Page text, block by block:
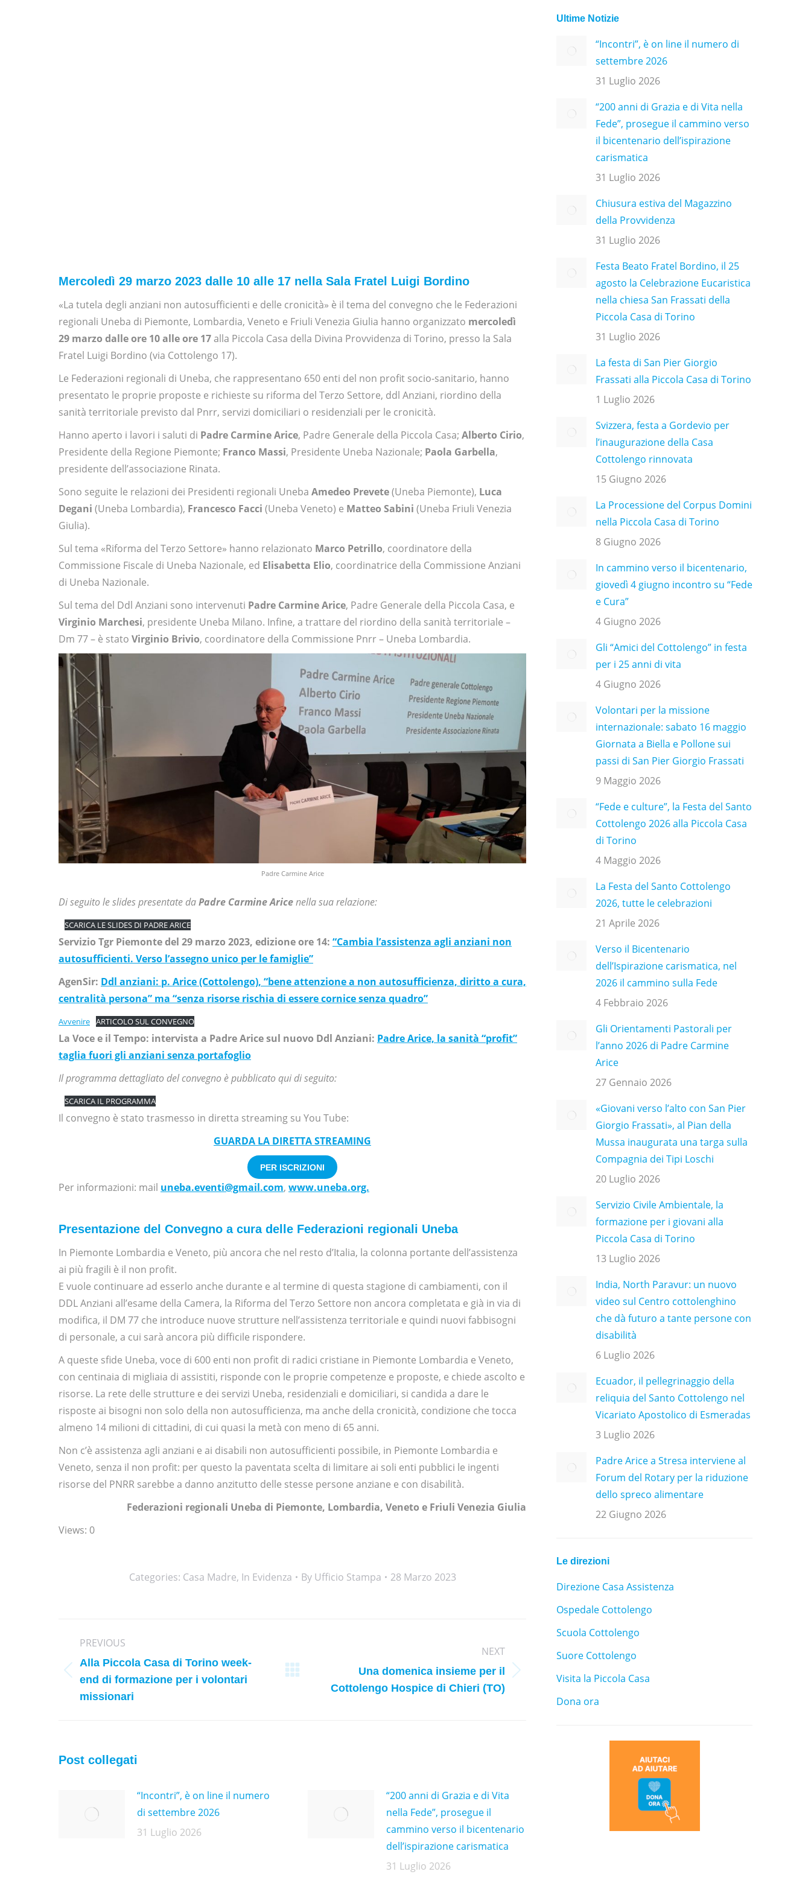
Mercoledì 29 marzo 2023 dalle 10 alle 17 nella Sala Fratel Luigi Bordino
«La tutela degli anziani non autosufficienti e delle cronicità» è il tema del convegno che le Federazioni
regionali Uneba di Piemonte, Lombardia, Veneto e Friuli Venezia Giulia hanno organizzato mercoledì
29 marzo dalle ore 10 alle ore 17alla Piccola Casa della Divina Provvidenza di Torino, presso la Sala
Fratel Luigi Bordino (via Cottolengo 17).
Le Federazioni regionali di Uneba, che rappresentano 650 enti del non profit socio-sanitario, hanno
presentato le proprie proposte e richieste su riforma del Terzo Settore, ddl Anziani, riordino della
sanità territoriale previsto dal Pnrr, servizi domiciliari o residenziali per le cronicità.
Hanno aperto i lavori i saluti di Padre Carmine Arice, Padre Generale della Piccola Casa; Alberto Cirio,
Presidente della Regione Piemonte; Franco Massi, Presidente Uneba Nazionale; Paola Garbella,
presidente dell’associazione Rinata.
Sono seguite le relazioni dei Presidenti regionali Uneba Amedeo Prevete(Uneba Piemonte), Luca
Degani (Uneba Lombardia), Francesco Facci (Uneba Veneto) e Matteo Sabini (Uneba Friuli Venezia
Giulia).
Sul tema «Riforma del Terzo Settore» hanno relazionato Marco Petrillo, coordinatore della
Commissione Fiscale di Uneba Nazionale, ed Elisabetta Elio, coordinatrice della Commissione Anziani
di Uneba Nazionale.
Sul tema del Ddl Anziani sono intervenuti Padre Carmine Arice, Padre Generale della Piccola Casa, e
Virginio Marchesi, presidente Uneba Milano. Infine, a trattare del riordino della sanità territoriale –
Dm 77 – è stato Virginio Brivio, coordinatore della Commissione Pnrr – Uneba Lombardia.
Padre Carmine Arice
Di seguito le slides presentate daPadre Carmine Aricenella sua relazione:
SCARICA LE SLIDES DI PADRE ARICE
Servizio Tgr Piemonte del 29 marzo 2023, edizione ore 14: “Cambia l’assistenza agli anziani non
autosufficienti. Verso l’assegno unico per le famiglie”
AgenSir: Ddl anziani: p. Arice (Cottolengo), “bene attenzione a non autosufficienza, diritto a cura,
centralità persona” ma “senza risorse rischia di essere cornice senza quadro”
Avvenire ARTICOLO SUL CONVEGNO
La Voce e il Tempo: intervista a Padre Arice sul nuovo Ddl Anziani: Padre Arice, la sanità “profit”
taglia fuori gli anziani senza portafoglio
Il programma dettagliato del convegno è pubblicato qui di seguito:
SCARICA IL PROGRAMMA
Il convegno è stato trasmesso in diretta streaming su You Tube:
GUARDA LA DIRETTA STREAMING
PER ISCRIZIONI
Per informazioni: mail uneba.eventi@gmail.com, www.uneba.org.
Presentazione del Convegno a cura delle Federazioni regionali Uneba
In Piemonte Lombardia e Veneto, più ancora che nel resto d’Italia, la colonna portante dell’assistenza
ai più fragili è il non profit.
E vuole continuare ad esserlo anche durante e al termine di questa stagione di cambiamenti, con il
DDL Anziani all’esame della Camera, la Riforma del Terzo Settore non ancora completata e già in via di
modifica, il DM 77 che introduce nuove strutture nell’assistenza territoriale e quindi nuovi fabbisogni
di personale, a cui sarà ancora più difficile rispondere.
A queste sfide Uneba, voce di 600 enti non profit di radici cristiane in Piemonte Lombardia e Veneto,
con centinaia di migliaia di assistiti, risponde con le proprie competenze e proposte, e chiede ascolto e
risorse. La rete delle strutture e dei servizi Uneba, residenziali e domiciliari, si candida a dare le
risposte ai bisogni non solo della non autosufficienza, ma anche della cronicità, condizione che tocca
almeno 14 milioni di cittadini, di cui quasi la metà con meno di 65 anni.
Non c’è assistenza agli anziani e ai disabili non autosufficienti possibile, in Piemonte Lombardia e
Veneto, senza il non profit: per questo la paventata scelta di limitare ai soli enti pubblici le ingenti
risorse del PNRR sarebbe a danno anzitutto delle stesse persone anziane e con disabilità.
Federazioni regionali Uneba di Piemonte, Lombardia, Veneto e Friuli Venezia Giulia
Views: 0
Categories: Casa Madre, In Evidenza By Ufficio Stampa 28 Marzo 2023
navigation
PREVIOUS
Previous
post:
Alla Piccola Casa di Torino week-
end di formazione per i volontari
missionari
NEXT
post:
Una domenica insieme per il
Cottolengo Hospice di Chieri (TO)
Post collegati
“Incontri”, è on line il numero
di settembre 2026
31 Luglio 2026
“200 anni di Grazia e di Vita
nella Fede”, prosegue il
cammino verso il bicentenario
dell’ispirazione carismatica
31 Luglio 2026
Ultime Notizie
“Incontri”, è on line il numero di
settembre 2026
31 Luglio 2026
“200 anni di Grazia e di Vita nella
Fede”, prosegue il cammino verso
il bicentenario dell’ispirazione
carismatica
31 Luglio 2026
Chiusura estiva del Magazzino
della Provvidenza
31 Luglio 2026
Festa Beato Fratel Bordino, il 25
agosto la Celebrazione Eucaristica
nella chiesa San Frassati della
Piccola Casa di Torino
31 Luglio 2026
La festa di San Pier Giorgio
Frassati alla Piccola Casa di Torino
1 Luglio 2026
Svizzera, festa a Gordevio per
l’inaugurazione della Casa
Cottolengo rinnovata
15 Giugno 2026
La Processione del Corpus Domini
nella Piccola Casa di Torino
8 Giugno 2026
In cammino verso il bicentenario,
giovedì 4 giugno incontro su “Fede
e Cura”
4 Giugno 2026
Gli “Amici del Cottolengo” in festa
per i 25 anni di vita
4 Giugno 2026
Volontari per la missione
internazionale: sabato 16 maggio
Giornata a Biella e Pollone sui
passi di San Pier Giorgio Frassati
9 Maggio 2026
“Fede e culture”, la Festa del Santo
Cottolengo 2026 alla Piccola Casa
di Torino
4 Maggio 2026
La Festa del Santo Cottolengo
2026, tutte le celebrazioni
21 Aprile 2026
Verso il Bicentenario
dell’Ispirazione carismatica, nel
2026 il cammino sulla Fede
4 Febbraio 2026
Gli Orientamenti Pastorali per
l’anno 2026 di Padre Carmine
Arice
27 Gennaio 2026
«Giovani verso l’alto con San Pier
Giorgio Frassati», al Pian della
Mussa inaugurata una targa sulla
Compagnia dei Tipi Loschi
20 Luglio 2026
Servizio Civile Ambientale, la
formazione per i giovani alla
Piccola Casa di Torino
13 Luglio 2026
India, North Paravur: un nuovo
video sul Centro cottolenghino
che dà futuro a tante persone con
disabilità
6 Luglio 2026
Ecuador, il pellegrinaggio della
reliquia del Santo Cottolengo nel
Vicariato Apostolico di Esmeradas
3 Luglio 2026
Padre Arice a Stresa interviene al
Forum del Rotary per la riduzione
dello spreco alimentare
22 Giugno 2026
Le direzioni
Direzione Casa Assistenza
Ospedale Cottolengo
Scuola Cottolengo
Suore Cottolengo
Visita la Piccola Casa
Dona ora